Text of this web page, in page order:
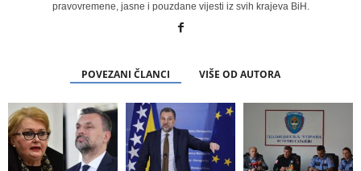
pravovremene, jasne i pouzdane vijesti iz svih krajeva BiH.
POVEZANI ČLANCI VIŠE OD AUTORA